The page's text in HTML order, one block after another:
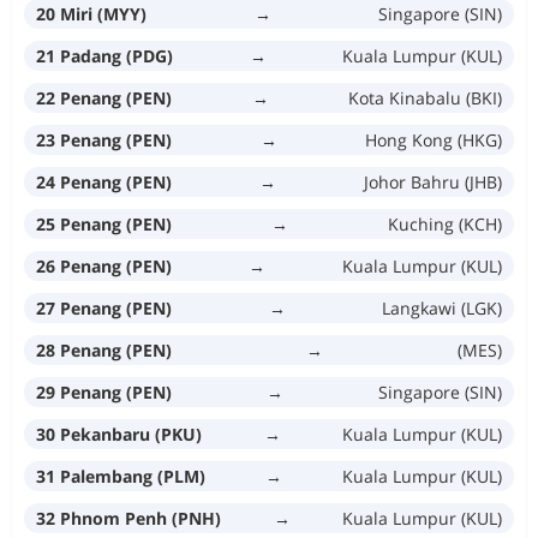
20 Miri (MYY) →
Singapore (SIN)
21 Padang (PDG)
→
Kuala Lumpur (KUL)
22 Penang (PEN)
→
Kota Kinabalu (BKI)
23 Penang (PEN)
→
Hong Kong (HKG)
24 Penang (PEN)
→
Johor Bahru (JHB)
25 Penang (PEN)
→
Kuching (KCH)
26 Penang (PEN)
→
Kuala Lumpur (KUL)
27 Penang (PEN)
→
Langkawi (LGK)
28 Penang (PEN)
→
(MES)
29 Penang (PEN)
→
Singapore (SIN)
30 Pekanbaru (PKU)
→
Kuala Lumpur (KUL)
31 Palembang (PLM)
→
Kuala Lumpur (KUL)
32 Phnom Penh (PNH)
→ Kuala Lumpur (KUL)